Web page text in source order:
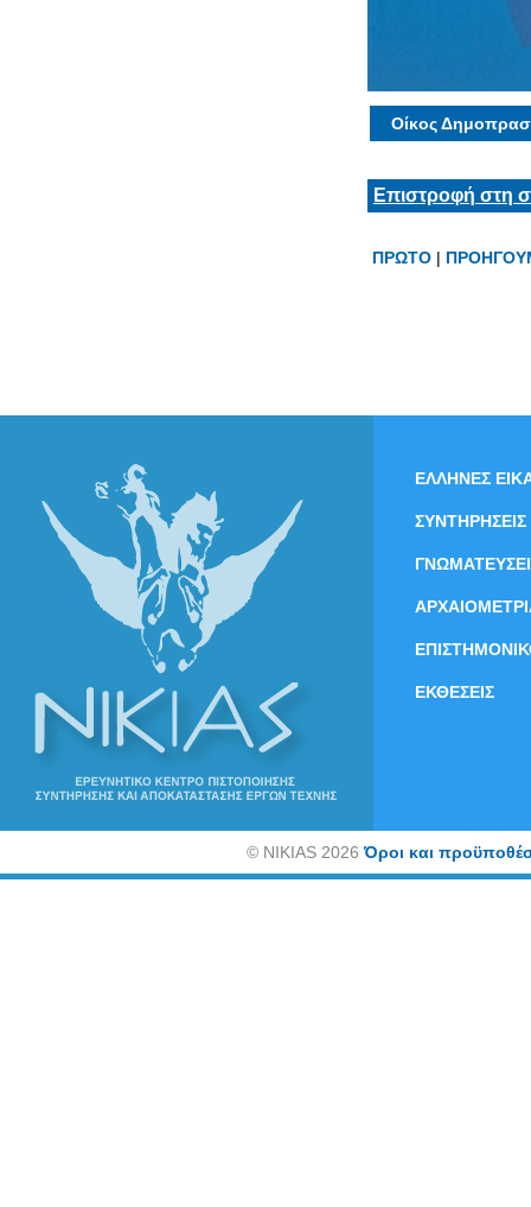
Οίκος
Επιστροφή στη
ΠΡΩΤΟ |
ΕΛΛΗΝΕΣ
ΣΥΝΤΗΡΗΣΕΙΣ
ΕΚΘΕΣΕΙΣ
©NIKIAS 2026Όροι και